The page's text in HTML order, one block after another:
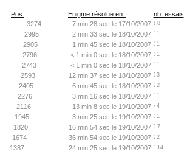
Pos. Enigme résolue en :
nb. essais
3274 7 min 28 sec le 17/10/2007 8
2995 2 min 33 sec le 18/10/2007 1
2905 1 min 45 sec le 18/10/2007 1
2796 < 1 min 0 sec le 18/10/2007 1
2743 < 1 min 0 sec le 18/10/2007 1
2593 12 min 37 sec le 18/10/2007 3
2405 6 min 45 sec le 18/10/2007 2
2276 3 min 16 sec le 18/10/2007 1
2116 13 min 8 sec le 19/10/2007 4
1945 3 min 25 sec le 19/10/2007 1
1820 16 min 54 sec le 19/10/2007 7
1674 36 min 54 sec le 19/10/2007 2
1387 24 min 25 sec le 19/10/2007 14